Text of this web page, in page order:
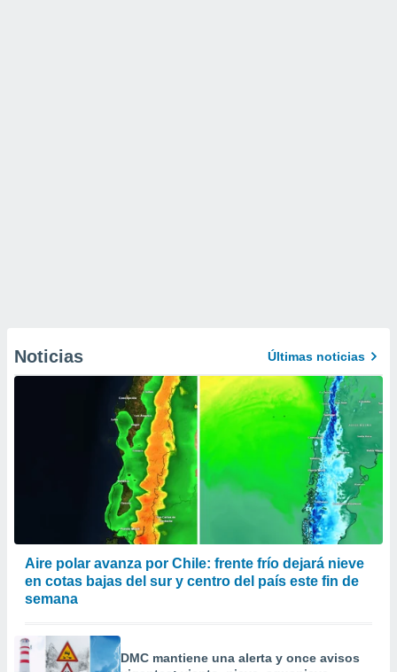
Noticias Últimas noticias
Aire polar avanza por Chile: frente frío dejará nieve
en cotas bajas del sur y centro del país este fin de
semana
DMC mantiene una alerta y once avisos